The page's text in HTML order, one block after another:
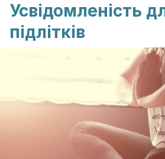
Усвідомленість
підлітків